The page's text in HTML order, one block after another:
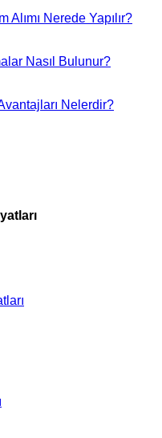
Alımı Nerede Yapılır?
Nasıl Bulunur?
Nelerdir?